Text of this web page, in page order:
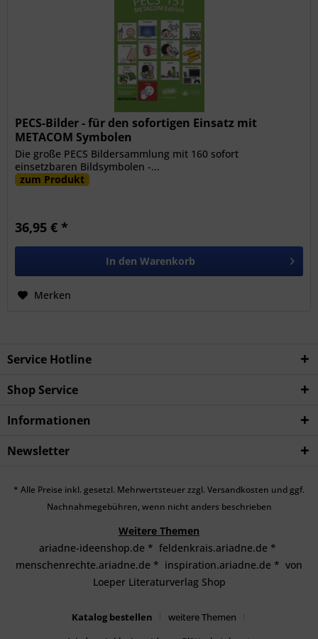
PECS-Bilder - für den sofortigen Einsatz mit
METACOM Symbolen
Die große PECS Bildersammlung mit 160 sofort
einsetzbaren Bildsymbolen -...
zum Produkt
36,95 € *
In den Warenkorb
Merken
Service Hotline
Shop Service
Informationen
Newsletter
* Alle Preise inkl. gesetzl. Mehrwertsteuer zzgl. Versandkosten und ggf.
Nachnahmegebühren, wenn nicht anders beschrieben
Weitere Themen
ariadne-ideenshop.de * feldenkrais.ariadne.de *
menschenrechte.ariadne.de * inspiration.ariadne.de * von
Loeper Literaturverlag Shop
Katalog bestellen
weitere Themen